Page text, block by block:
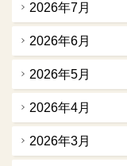
2026年7月
2026年6月
2026年5月
2026年4月
2026年3月